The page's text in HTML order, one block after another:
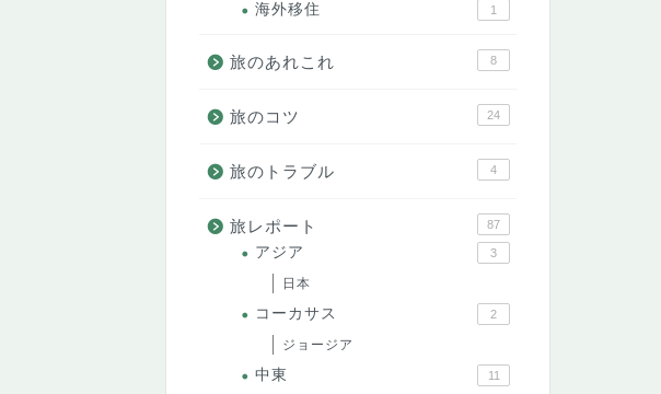
海外移住 1
旅のあれこれ 8
旅のコツ 24
旅のトラブル 4
旅レポート 87
アジア 3
日本
コーカサス 2
ジョージア
中東 11